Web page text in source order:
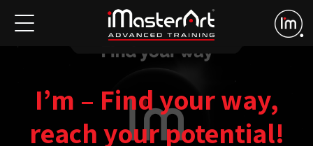
I’m – Find your way,
reach your potential!